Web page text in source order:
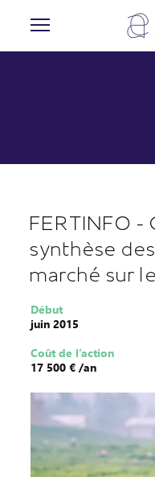
FERTINFO
synthèse
marché sur
Début
juin 2015
Coût de l’action
17 500 € /an
Panneau de gestion des